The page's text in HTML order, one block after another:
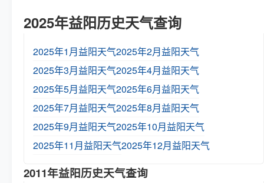
2025年益阳历史天气查询
2025年1月益阳天气2025年2月益阳天气
2025年3月益阳天气2025年4月益阳天气
2025年5月益阳天气2025年6月益阳天气
2025年7月益阳天气2025年8月益阳天气
2025年9月益阳天气2025年10月益阳天气
2025年11月益阳天气2025年12月益阳天气
2011年益阳历史天气查询